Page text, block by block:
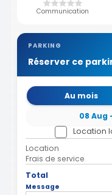
Communication
PARKING
Réserver ce
Au mois
08 Aug
Location
Location
Frais de service
Total
Message